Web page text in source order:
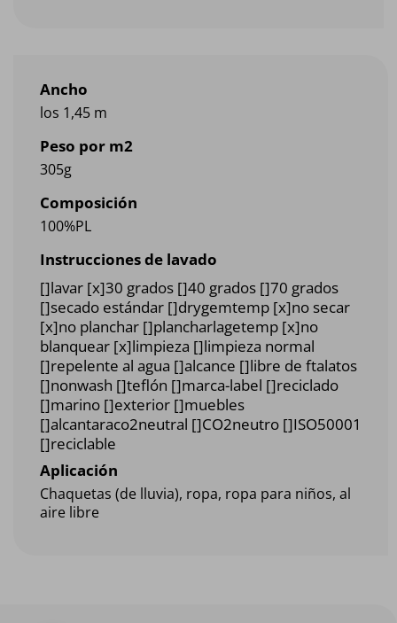
Ancho
los 1,45 m
Peso por m2
305g
Composición
100%PL
Instrucciones de lavado
[]lavar [x]30 grados []40 grados []70 grados
[]secado estándar []drygemtemp [x]no secar
[x]no planchar []plancharlagetemp [x]no
blanquear [x]limpieza []limpieza normal
[]repelente al agua []alcance []libre de ftalatos
[]nonwash []teflón []marca-label []reciclado
[]marino []exterior []muebles
[]alcantaraco2neutral []CO2neutro []ISO50001
[]reciclable
Aplicación
Chaquetas (de lluvia), ropa, ropa para niños, al
aire libre